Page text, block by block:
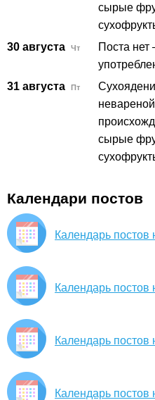
сырые
30 августа
Чт
Поста нет
31 августа
Пт
сырые
Календари постов
Календарь постов
Календарь постов
Календарь постов
Календарь постов